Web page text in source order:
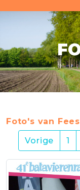
Foto's van
Vorige
1